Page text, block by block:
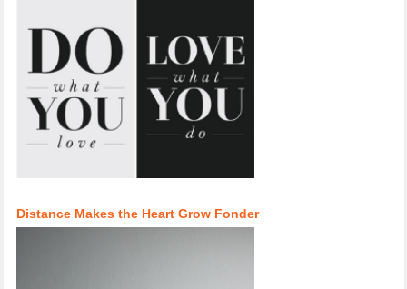
Distance Makes the Heart Grow Fonder